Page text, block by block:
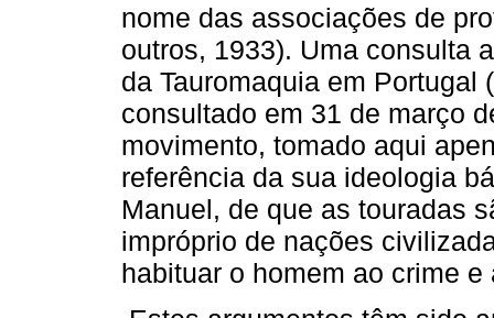
nome das associações de
outros, 1933). Uma consulta
da Tauromaquia em Portugal
consultado em 31 de março
movimento, tomado aqui
referência da sua ideologia
Manuel, de que as touradas
impróprio de nações
habituar o homem ao crime e